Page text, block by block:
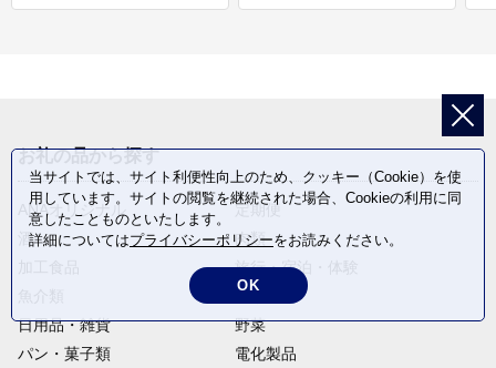
お礼の品から探す
ANAオリジナル
定期便
酒
肉類
旅行・宿泊・体験
麺類
日用品・雑貨
野菜
パン・菓子類
電化製品
当サイトでは、サイト利便性向上のため、クッキー（Cookie）を使
用しています。サイトの閲覧を継続された場合、Cookieの利用に同
意したことものといたします。
詳細についてはプライバシーポリシーをお読みください。
OK